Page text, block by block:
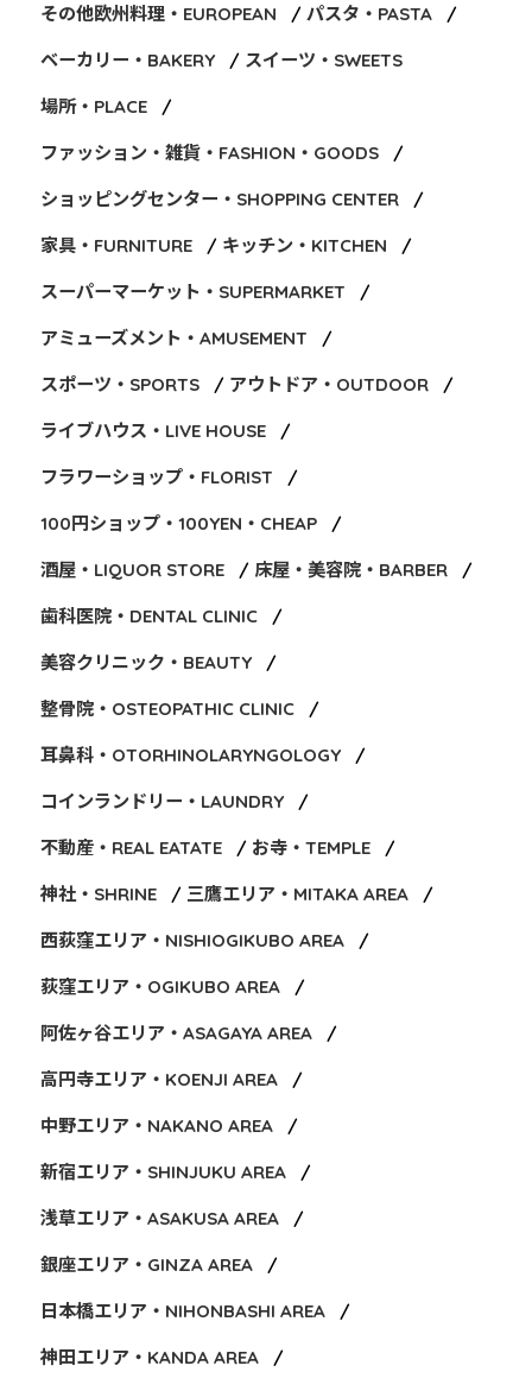
その他欧州料理・EUROPEAN パスタ・PASTA
ベーカリー・BAKERY スイーツ・SWEETS
場所・PLACE
ファッション・雑貨・FASHION・GOODS
ショッピングセンター・SHOPPING CENTER
家具・FURNITURE キッチン・KITCHEN
スーパーマーケット・SUPERMARKET
アミューズメント・AMUSEMENT
スポーツ・SPORTS アウトドア・OUTDOOR
ライブハウス・LIVE HOUSE
フラワーショップ・FLORIST
100円ショップ・100YEN・CHEAP
酒屋・LIQUOR STORE 床屋・美容院・BARBER
歯科医院・DENTAL CLINIC
美容クリニック・BEAUTY
整骨院・OSTEOPATHIC CLINIC
耳鼻科・OTORHINOLARYNGOLOGY
コインランドリー・LAUNDRY
不動産・REAL EATATE お寺・TEMPLE
神社・SHRINE 三鷹エリア・MITAKA AREA
西荻窪エリア・NISHIOGIKUBO AREA
荻窪エリア・OGIKUBO AREA
阿佐ヶ谷エリア・ASAGAYA AREA
高円寺エリア・KOENJI AREA
中野エリア・NAKANO AREA
新宿エリア・SHINJUKU AREA
浅草エリア・ASAKUSA AREA
銀座エリア・GINZA AREA
日本橋エリア・NIHONBASHI AREA
神田エリア・KANDA AREA